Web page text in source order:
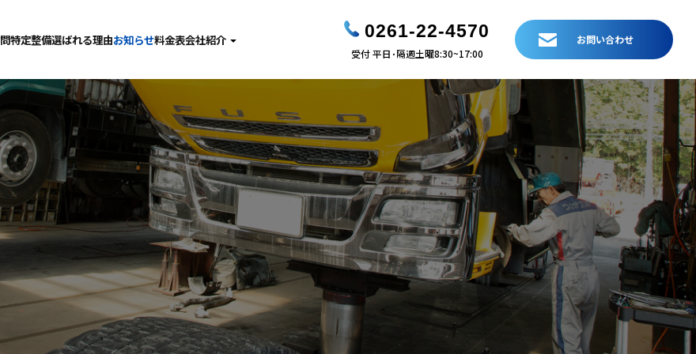
検･修理
装
ラス
整備
特定整備選ばれる理由お知らせ料金表会社紹介
社長あいさつ
会社概要
採用情報
0261-22-4570
受付 平日･隔週土曜8:30~17:00
お問い合わせ